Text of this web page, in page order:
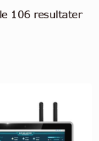
106 resultater